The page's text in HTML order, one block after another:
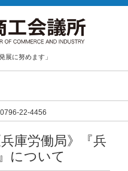
展に努めます」
0796-22-4456
庫労働局》『兵
について